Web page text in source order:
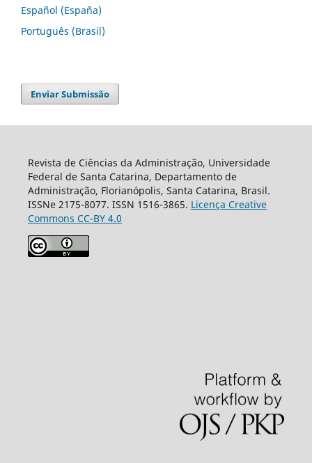
Español (España)
Português (Brasil)
Enviar Submissão
Revista de Ciências da Administração, Universidade
Federal de Santa Catarina, Departamento de
Administração, Florianópolis, Santa Catarina, Brasil.
ISSNe 2175-8077. ISSN 1516-3865. Licença Creative
Commons CC-BY 4.0